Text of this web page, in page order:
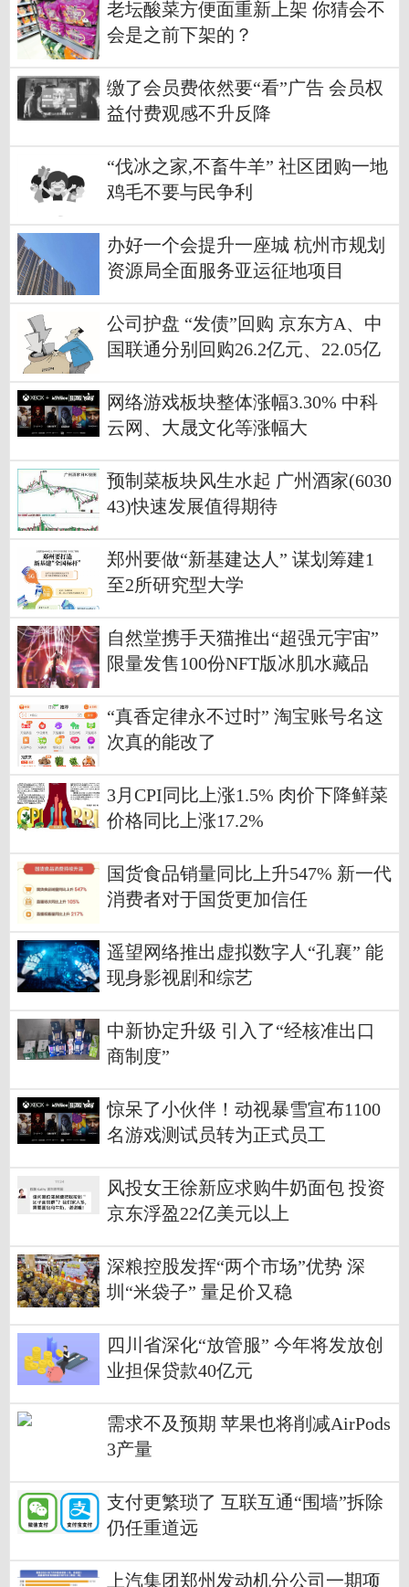
老坛酸菜方便面重新上架 你猜会不
会是之前下架的？
缴了会员费依然要“看”广告 会员权
益付费观感不升反降
“伐冰之家,不畜牛羊” 社区团购一地
鸡毛不要与民争利
办好一个会提升一座城 杭州市规划
资源局全面服务亚运征地项目
公司护盘 “发债”回购 京东方A、中
国联通分别回购26.2亿元、22.05亿
网络游戏板块整体涨幅3.30% 中科
云网、大晟文化等涨幅大
预制菜板块风生水起 广州酒家(6030
43)快速发展值得期待
郑州要做“新基建达人” 谋划筹建1
至2所研究型大学
自然堂携手天猫推出“超强元宇宙”
限量发售100份NFT版冰肌水藏品
“真香定律永不过时” 淘宝账号名这
次真的能改了
3月CPI同比上涨1.5% 肉价下降鲜菜
价格同比上涨17.2%
国货食品销量同比上升547% 新一代
消费者对于国货更加信任
遥望网络推出虚拟数字人“孔襄” 能
现身影视剧和综艺
中新协定升级 引入了“经核准出口
商制度”
惊呆了小伙伴！动视暴雪宣布1100
名游戏测试员转为正式员工
风投女王徐新应求购牛奶面包 投资
京东浮盈22亿美元以上
深粮控股发挥“两个市场”优势 深
圳“米袋子” 量足价又稳
四川省深化“放管服” 今年将发放创
业担保贷款40亿元
需求不及预期 苹果也将削减AirPods
3产量
支付更繁琐了 互联互通“围墙”拆除
仍任重道远
上汽集团郑州发动机分公司一期项